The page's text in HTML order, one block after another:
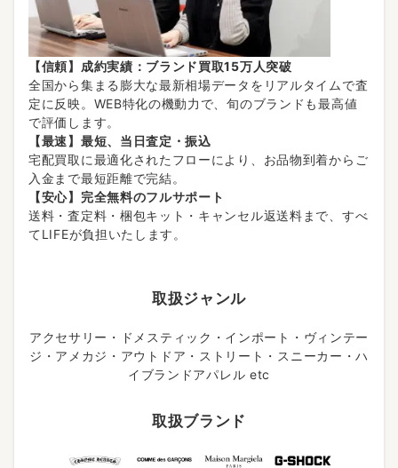
【信頼】成約実績：ブランド買取15万人突破
全国から集まる膨大な最新相場データをリアルタイムで査
定に反映。WEB特化の機動力で、旬のブランドも最高値
で評価します。
【最速】最短、当日査定・振込
宅配買取に最適化されたフローにより、お品物到着からご
入金まで最短距離で完結。
【安心】完全無料のフルサポート
送料・査定料・梱包キット・キャンセル返送料まで、すべ
てLIFEが負担いたします。
取扱ジャンル
アクセサリー・ドメスティック・インポート・ヴィンテー
ジ・アメカジ・アウトドア・ストリート・スニーカー・ハ
イブランドアパレル etc
取扱ブランド